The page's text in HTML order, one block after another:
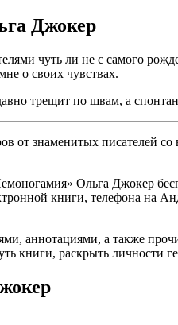
Джокер
чуть ли не с самого
о своих чувствах.
трещит по швам, а
знаменитых писателей со
Ольга Джокер
книги, телефона на
аннотациями, а также
книги, раскрыть личности